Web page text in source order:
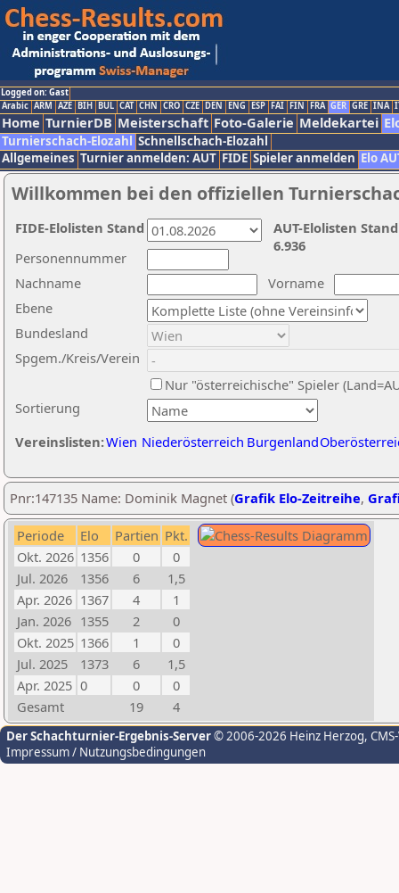
Logged on: Gast
Arabic ARM AZE BIH BUL CAT CHN CRO CZE DEN ENG ESP FAI FIN FRA GER GRE INA
Home TurnierDB Meisterschaft Foto-Galerie Meldekartei
Turnierschach-Elozahl Schnellschach-Elozahl
Allgemeines Turnier anmelden: AUT FIDE Spieler anmelden Elo
Willkommen bei den offiziellen
Nachname
Vorname
Ebene
Sortierung
Personennummer
Bundesland
Spgem./Kreis/Verein
Nur "österreichische" Spieler
Vereinslisten:Wien Niederösterreich Burgenland
AUT-Elolisten
6.936
FIDE-Elolisten Stand
Pnr:147135 Name: Dominik Magnet (Grafik Elo-Zeitreihe,
Periode Elo Partien Pkt.
Okt. 2026 1356 0
0
Jul. 2026
1356 6
1,5
Apr. 2026 1367 4
1
Jan. 2026 1355 2
0
Okt. 2025 1366 1
0
Jul. 2025
1373 6
1,5
Apr. 2025 0 0
0
Gesamt
19 4
Der Schachturnier-Ergebnis-Server© 2006-2026 Heinz Herzog,
Impressum / Nutzungsbedingungen